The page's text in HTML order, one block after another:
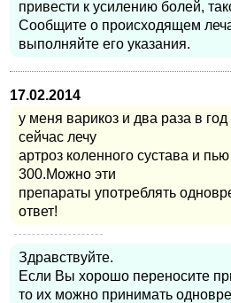
привести к усилению болей,
Сообщите о происходящем
выполняйте его указания.
17.02.2014
у меня варикоз и два раза в
сейчас лечу
артроз коленного сустава и
300.Можно эти
препараты употреблять
ответ!
Здравствуйте.
Если Вы хорошо переносите
то их можно принимать